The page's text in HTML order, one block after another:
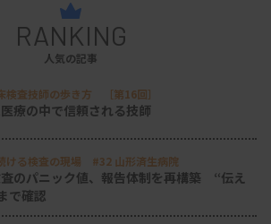
RANKING
人気の記事
検査技師の歩き方 ［第16回］
療の中で信頼される技師
ける検査の現場 #32 山形済生病院
のパニック値、報告体制を再構築 “伝え
で確認